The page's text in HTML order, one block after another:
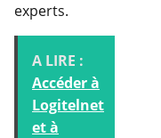
experts.
A LIRE :
Accéder à
Logitelnet
et à